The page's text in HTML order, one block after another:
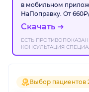
в мобильном
НаПоправку. От
Скачать
ЕСТЬ
КОНСУЛЬТАЦИЯ
Выбор пациентов